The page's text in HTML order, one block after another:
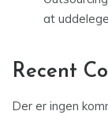
at
Recent
Der er ingen